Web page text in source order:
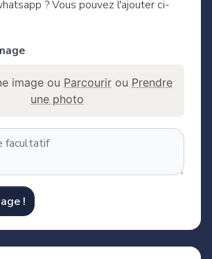
? Vous pouvez l'ajouter ci-
image ou Parcourirou Prendre
une photo
!